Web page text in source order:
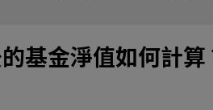
基金淨值如何計